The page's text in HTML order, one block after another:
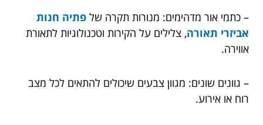
– כתמי אור מדהימים: מנורות תקרה של פתיה חנות
אביזרי תאורה, צלילים על הקירות וטכנולוגיות לתאורת
אווירה.
– גוונים שונים: מגוון צבעים שיכולים להתאים לכל מצב
רוח או אירוע.